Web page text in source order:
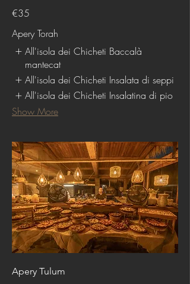
€35
Apery Torah
All'isola dei Chicheti Baccalà
mantecat
All'isola dei Chicheti Insalata di seppi
All'isola dei Chicheti Insalatina di pio
Show More
Apery Tulum